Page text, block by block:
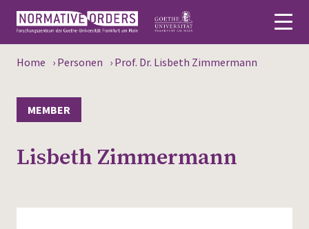
About
Research
Home › Personen › Prof. Dr. Lisbeth Zimmermann
MEMBER
Lisbeth Zimmermann